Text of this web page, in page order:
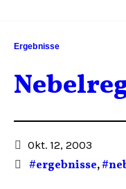
Ergebnisse
Okt. 12, 2003
#ergebnisse,